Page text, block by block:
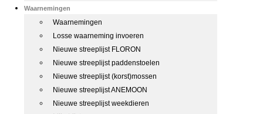
Waarnemingen
Waarnemingen
Losse waarneming invoeren
Nieuwe streeplijst FLORON
Nieuwe streeplijst paddenstoelen
Nieuwe streeplijst (korst)mossen
Nieuwe streeplijst ANEMOON
Nieuwe streeplijst weekdieren